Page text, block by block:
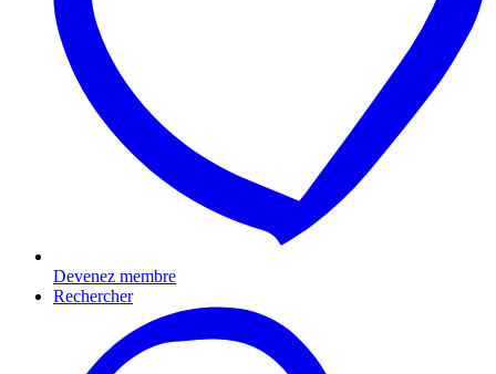
Devenez membre
Rechercher